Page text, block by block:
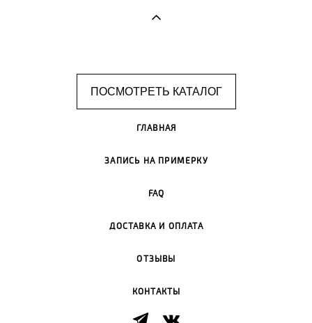
ПОСМОТРЕТЬ КАТАЛОГ
ГЛАВНАЯ
ЗАПИСЬ НА ПРИМЕРКУ
FAQ
ДОСТАВКА И ОПЛАТА
ОТЗЫВЫ
КОНТАКТЫ